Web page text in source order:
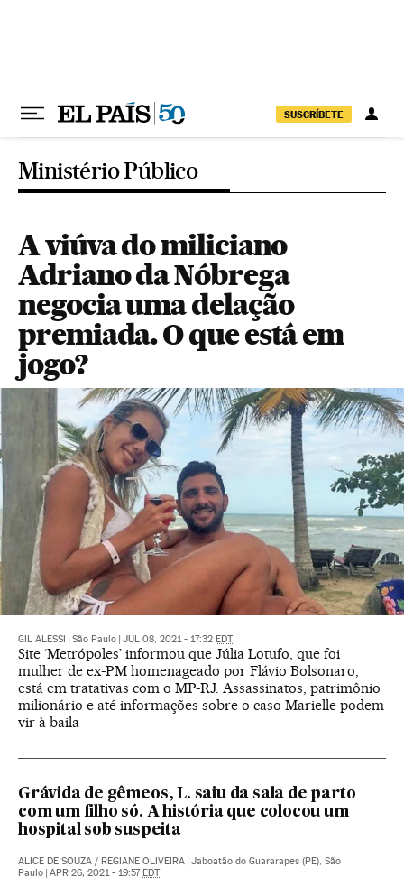
SUSCRÍBETE
Ministério Público
A viúva do miliciano
Adriano da Nóbrega
negocia uma delação
premiada. O que está em
jogo?
GIL ALESSI São Paulo JUL 08, 2021 - 17:32 EDT
Site ‘Metrópoles’ informou que Júlia Lotufo, que foi
mulher de ex-PM homenageado por Flávio Bolsonaro,
está em tratativas com o MP-RJ. Assassinatos, patrimônio
milionário e até informações sobre o caso Marielle podem
vir à baila
Grávida de gêmeos, L. saiu da sala de parto
com um filho só. A história que colocou um
hospital sob suspeita
ALICE DE SOUZA / REGIANE OLIVEIRA Jaboatão do Guararapes (PE), São
Paulo APR 26, 2021 - 19:57 EDT